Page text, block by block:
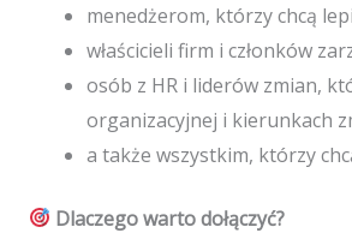
menedżerom, którzy chcą
właścicieli firm i członków
osób z HR i liderów zmian,
organizacyjnej i kierunkach
a także wszystkim, którzy
Dlaczego warto dołączyć?